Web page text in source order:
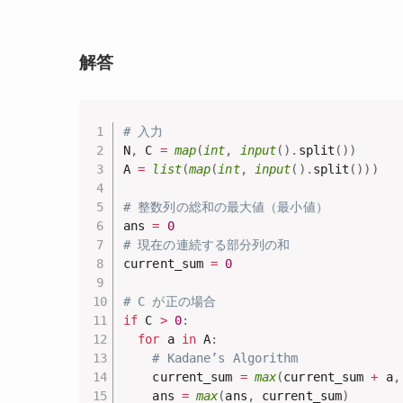
解答
# 入力
N, C = map( int, input( ) . split ( ) )
A = list(map( int, input( ) . split ( ) ) )
# 整数列の総和の最大値（最小値）
ans =
0
# 現在の連続する部分列の和
current_sum = 0
# C が正の場合
if C > 0:
for a in A:
# Kadane’s Algorithm
    current_sum
= max(current_sum + a,
    ans
= max(ans , current_sum)